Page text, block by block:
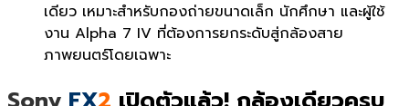
เดียว เหมาะสำหรับกองถ่ายขนาดเล็ก นักศึกษา และผู้ใช้
งาน Alpha 7 IV ที่ต้องการยกระดับสู่กล้องสาย
ภาพยนตร์โดยเฉพาะ